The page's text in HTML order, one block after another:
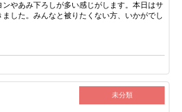
やあみ下ろしが多い感じがします。本日はサ
した。みんなと被りたくない方、いかがでし
未分類